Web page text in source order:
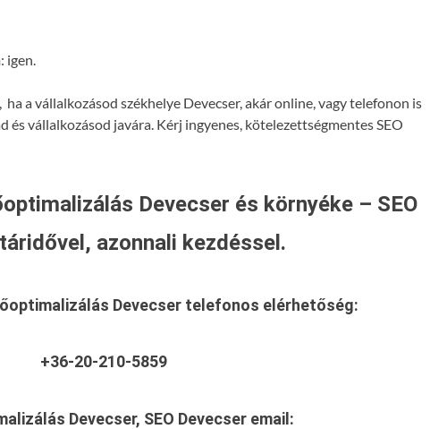
igen.
a vállalkozásod székhelye Devecser, akár online, vagy telefonon is
és vállalkozásod javára. Kérj ingyenes, kötelezettségmentes SEO
Devecser és környéke – SEO
azonnali kezdéssel.
Devecser telefonos elérhetőség:
+36-20-210-5859
Devecser, SEO Devecser email: